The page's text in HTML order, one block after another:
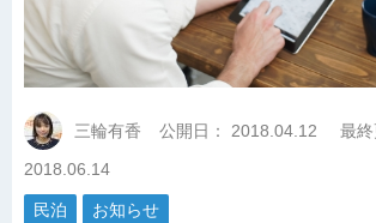
三輪有香 公開日： 2018.04.12
最終
2018.06.14
民泊 お知らせ